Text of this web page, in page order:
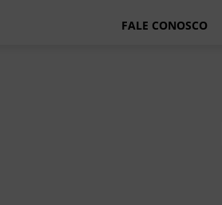
FALE CONOSCO